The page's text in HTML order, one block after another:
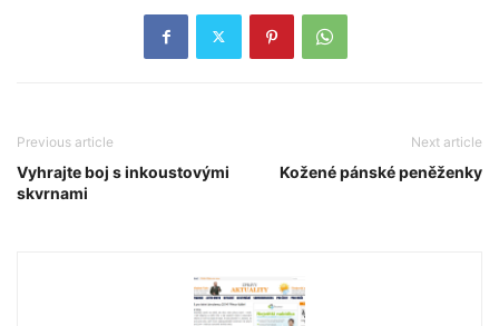
Previous article
Vyhrajte boj s inkoustovými
skvrnami
Next article
Kožené pánské peněženky